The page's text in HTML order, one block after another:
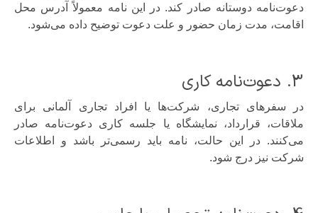
دعوت‌نامه دوستانه صادر کند. در این نامه معمولاً آدرس محل
اقامت، مدت زمان حضور و علت دعوت توضیح داده می‌شود.
در سفرهای تجاری، شرکت‌ها یا افراد تجاری آلمانی برای
ملاقات، قرارداد، نمایشگاه یا جلسه کاری دعوت‌نامه صادر
می‌کنند. در این حالت، نامه باید رسمی‌تر باشد و اطلاعات
شرکت نیز درج شود.